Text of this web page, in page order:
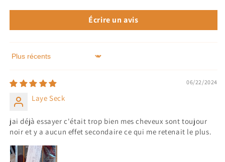
Écrire un avis
Sort by
06/22/2024
Laye Seck
jai déjà essayer c'était trop bien mes cheveux sont toujour
noir et y a aucun effet secondaire ce qui me retenait le plus.